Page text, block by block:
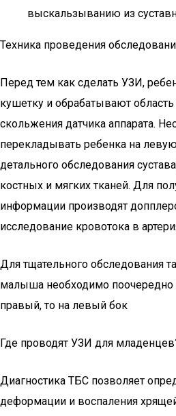
выскальзыванию из
Техника проведения
Перед тем как сделать УЗИ,
кушетку и обрабатывают область
скольжения датчика аппарата.
перекладывать ребенка на
детального обследования
костных и мягких тканей. Для
информации производят
исследование кровотока в
Для тщательного обследования
малыша необходимо поочередно
правый, то на левый бок
Где проводят УЗИ для
Диагностика ТБС позволяет
деформации и воспаления